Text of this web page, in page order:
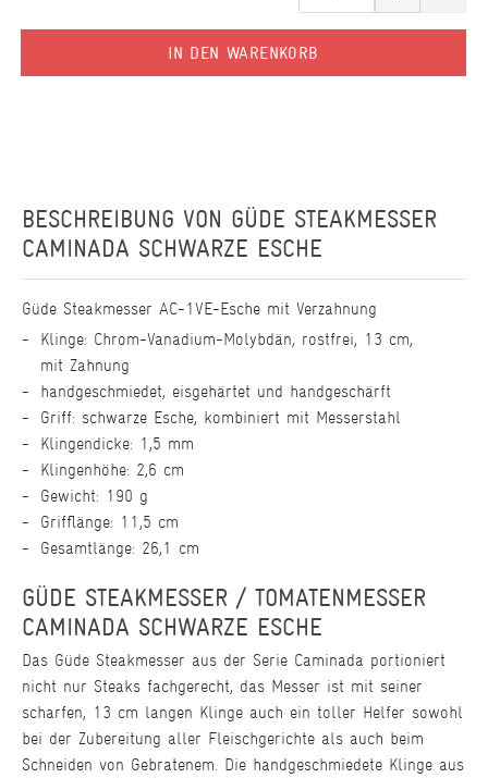
IN DEN WARENKORB
BESCHREIBUNG VON GÜDE STEAKMESSER
CAMINADA SCHWARZE ESCHE
Güde Steakmesser AC-1VE-Esche mit Verzahnung
Klinge: Chrom-Vanadium-Molybdän, rostfrei, 13 cm,
mit Zahnung
handgeschmiedet, eisgehärtet und handgeschärft
Griff: schwarze Esche, kombiniert mit Messerstahl
Klingendicke: 1,5 mm
Klingenhöhe: 2,6 cm
Gewicht: 190 g
Grifflänge: 11,5 cm
Gesamtlänge: 26,1 cm
GÜDE STEAKMESSER / TOMATENMESSER
CAMINADA SCHWARZE ESCHE
Das Güde Steakmesser aus der Serie Caminada portioniert
nicht nur Steaks fachgerecht, das Messer ist mit seiner
scharfen, 13 cm langen Klinge auch ein toller Helfer sowohl
bei der Zubereitung aller Fleischgerichte als auch beim
Schneiden von Gebratenem. Die handgeschmiedete Klinge aus